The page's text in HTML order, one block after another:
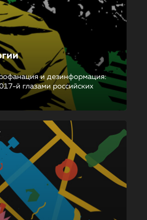
и дезинформация:
й глазами российских